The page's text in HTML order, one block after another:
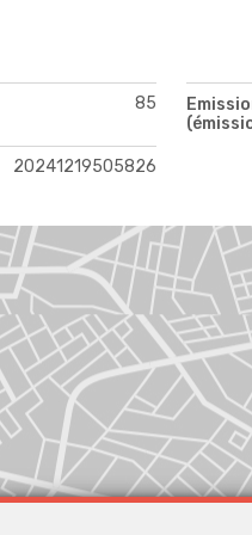
85
20241219505826